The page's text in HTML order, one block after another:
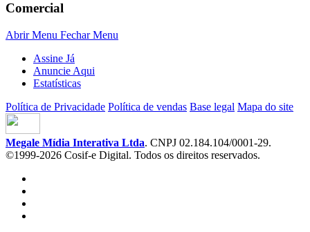
Comercial
Abrir Menu Fechar Menu
Assine Já
Anuncie Aqui
Estatísticas
Política de Privacidade Política de vendas Base legal Mapa do site
Megale Mídia Interativa Ltda. CNPJ 02.184.104/0001-29.
©1999-2026 Cosif-e Digital. Todos os direitos reservados.